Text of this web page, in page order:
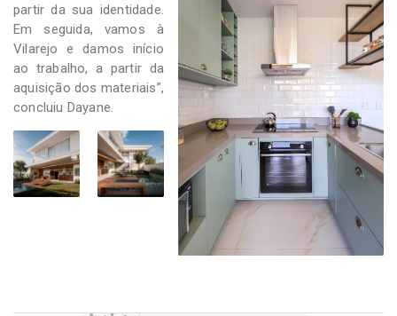
partir da sua identidade.
Em seguida, vamos à
Vilarejo e damos início
ao trabalho, a partir da
aquisição dos materiais”,
concluiu Dayane.